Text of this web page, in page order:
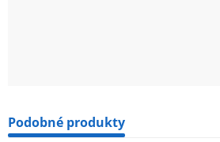
Podobné produkty